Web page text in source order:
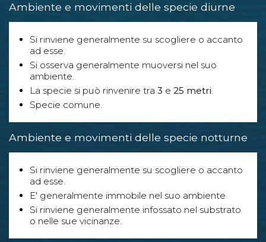
Ambiente e movimenti delle specie diurne
Si rinviene generalmente su scogliere o accanto
ad esse.
Si osserva generalmente muoversi nel suo
ambiente.
La specie si può rinvenire tra 3 e 25 metri.
Specie comune.
Ambiente e movimenti delle specie notturne
Si rinviene generalmente su scogliere o accanto
ad esse.
E' generalmente immobile nel suo ambiente
Si rinviene generalmente infossato nel substrato
o nelle sue vicinanze.